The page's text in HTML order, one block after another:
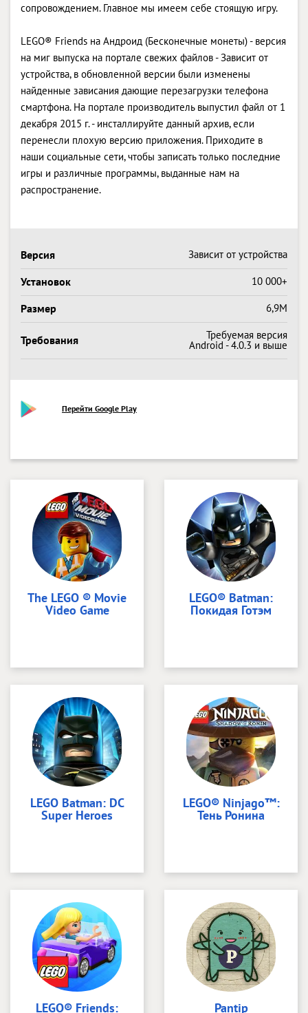
сопровождением. Главное мы имеем себе стоящую игру.
LEGO® Friends на Андроид (Бесконечные монеты) - версия
на миг выпуска на портале свежих файлов - Зависит от
устройства, в обновленной версии были изменены
найденные зависания дающие перезагрузки телефона
смартфона. На портале производитель выпустил файл от 1
декабря 2015 г. - инсталлируйте данный архив, если
перенесли плохую версию приложения. Приходите в
наши социальные сети, чтобы записать только последние
игры и различные программы, выданные нам на
распространение.
Версия Зависит от устройства
Установок 10 000+
Размер 6,9M
Требования Требуемая версия
Android - 4.0.3 и выше
Перейти Google Play
The LEGO ® Movie
Video Game
LEGO® Batman:
Покидая Готэм
LEGO Batman: DC
Super Heroes
LEGO® Ninjago™:
Тень Ронина
LEGO® Friends: Pantip